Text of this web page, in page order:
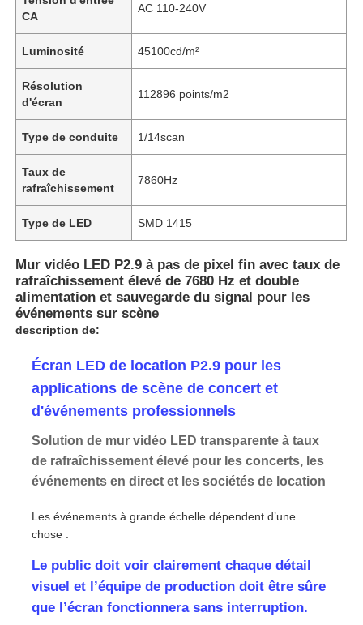
CA
AC 110-240V
Luminosité 45100cd/m²
Résolution
d'écran
112896 points/m2
Type de conduite 1/14scan
Taux de
rafraîchissement
7860Hz
Type de LED SMD 1415
Mur vidéo LED P2.9 à pas de pixel fin avec taux de
rafraîchissement élevé de 7680 Hz et double
alimentation et sauvegarde du signal pour les
événements sur scène
description de:
Écran LED de location P2.9 pour les
applications de scène de concert et
d'événements professionnels
Solution de mur vidéo LED transparente à taux
de rafraîchissement élevé pour les concerts, les
événements en direct et les sociétés de location
Les événements à grande échelle dépendent d’une
chose :
Le public doit voir clairement chaque détail
visuel et l’équipe de production doit être sûre
que l’écran fonctionnera sans interruption.